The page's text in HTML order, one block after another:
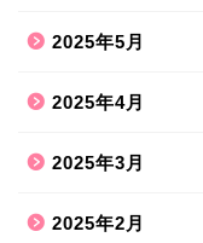
2025年5月
2025年4月
2025年3月
2025年2月